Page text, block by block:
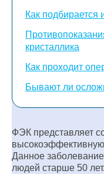
Как подбирается
кристаллика
Как проходит
Бывают ли
ФЭК представляет
высокоэффективную
Данное заболевание
людей старше 50